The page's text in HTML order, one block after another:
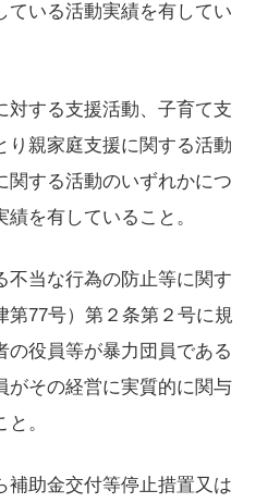
ている活動実績を有してい
対する支援活動、子育て支
り親家庭支援に関する活動
関する活動のいずれかにつ
を有していること。
不当な行為の防止等に関す
第77号）第２条第２号に規
の役員等が暴力団員である
がその経営に実質的に関与
。
補助金交付等停止措置又は